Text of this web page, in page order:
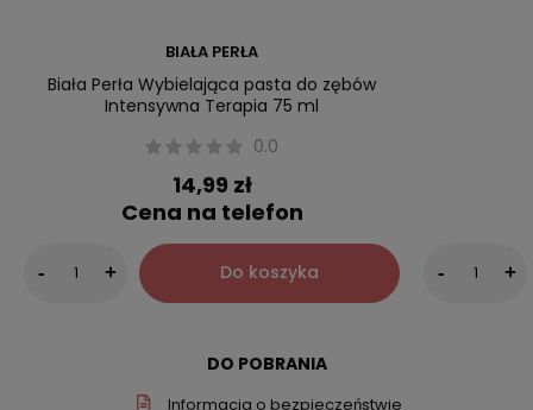
BIAŁA PERŁA
Biała Perła Wybielająca pasta do zębów
Intensywna Terapia 75 ml
0.0
14,99 zł
Cena na telefon
- + Do koszyka - +
DO POBRANIA
Informacja o bezpieczeństwie